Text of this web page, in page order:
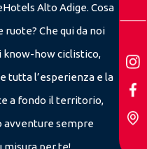
Alto Adige. Cosa
ruote? Che qui da noi
know-how ciclistico,
tutta l’esperienza e la
a fondo il territorio,
avventure sempre
misura per te!